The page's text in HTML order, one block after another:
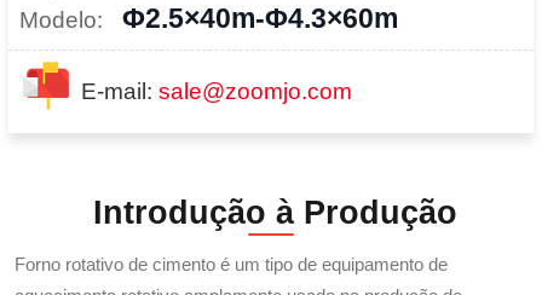
Modelo: Φ2.5×40m-Φ4.3×60m
E-mail: sale@zoomjo.com
Introdução à Produção
Forno rotativo de cimento é um tipo de equipamento de